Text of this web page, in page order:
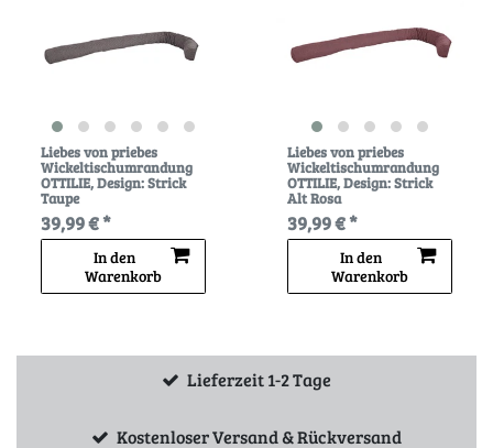
Liebes von priebes
Wickeltischumrandung
OTTILIE, Design: Strick
Taupe
39,99 € *
In den
Warenkorb
Liebes von priebes
Wickeltischumrandung
OTTILIE, Design: Strick
Alt Rosa
39,99 € *
In den
Warenkorb
Lieferzeit 1-2 Tage
Kostenloser Versand & Rückversand